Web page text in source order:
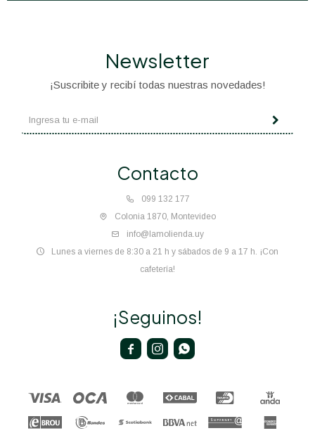
Contacto
099 132 177
Colonia 1870, Montevideo
info@lamolienda.uy
Lunes a viernes de 8:30 a 21 h y sábados de 9 a 17 h. ¡Con
cafetería!
Newsletter
¡Suscribite y recibí todas nuestras novedades!
¡Seguinos!
  